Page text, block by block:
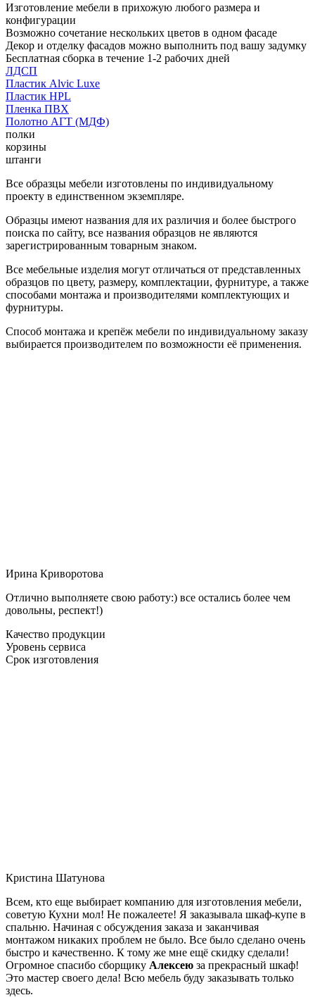
Изготовление мебели в прихожую любого размера и
конфигурации
Возможно сочетание нескольких цветов в одном фасаде
Декор и отделку фасадов можно выполнить под вашу задумку
Бесплатная сборка в течение 1-2 рабочих дней
ЛДСП
Пластик Alvic Luxe
Пластик HPL
Пленка ПВХ
Полотно АГТ (МДФ)
полки
корзины
штанги
Все образцы мебели изготовлены по индивидуальному
проекту в единственном экземпляре.
Образцы имеют названия для их различия и более быстрого
поиска по сайту, все названия образцов не являются
зарегистрированным товарным знаком.
Все мебельные изделия могут отличаться от представленных
образцов по цвету, размеру, комплектации, фурнитуре, а также
способами монтажа и производителями комплектующих и
фурнитуры.
Способ монтажа и крепёж мебели по индивидуальному заказу
выбирается производителем по возможности её применения.
Ирина Криворотова
Отлично выполняете свою работу:) все остались более чем
довольны, респект!)
Качество продукции
Уровень сервиса
Срок изготовления
Кристина Шатунова
Всем, кто еще выбирает компанию для изготовления мебели,
советую Кухни мол! Не пожалеете! Я заказывала шкаф-купе в
спальню. Начиная с обсуждения заказа и заканчивая
монтажом никаких проблем не было. Все было сделано очень
быстро и качественно. К тому же мне ещё скидку сделали!
Огромное спасибо сборщику Алексею за прекрасный шкаф!
Это мастер своего дела! Всю мебель буду заказывать только
здесь.